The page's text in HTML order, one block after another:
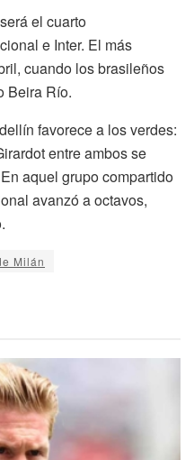
el cuarto
e Inter. El más
cuando los brasileños
Beira Río.
favorece a los verdes:
entre ambos se
aquel grupo compartido
avanzó a octavos,
Milán